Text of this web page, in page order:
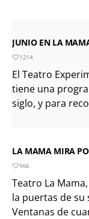
JUNIO EN LA
1214
El Teatro
tiene una
siglo, y para
LA MAMA MIRA
966
Teatro La
la puertas de su
Ventanas de